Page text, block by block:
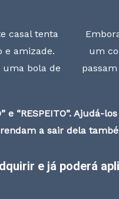
casal tenta
e amizade.
uma bola de
um
Ajudá-
a sair dela
e já poderá